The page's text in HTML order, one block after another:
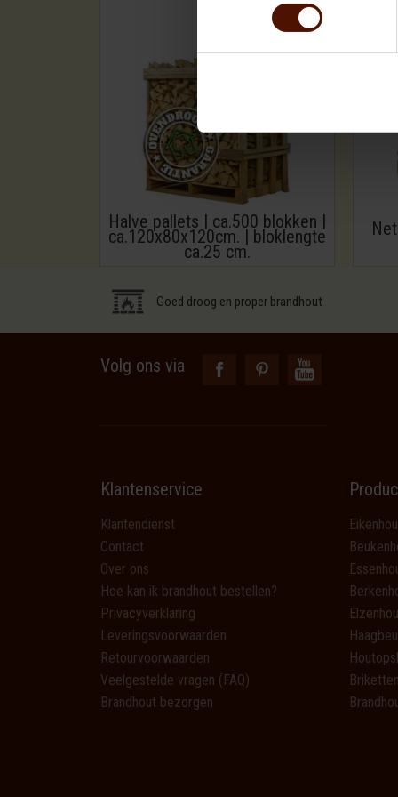
Halve pallets | ca.500 blokken |
ca.120x80x120cm. | bloklengte
ca.25 cm.
Goed droog en proper brandhout
Volg ons via
Klantenservice
Klantendienst
Contact
Over ons
Hoe kan ik brandhout bestellen?
Privacyverklaring
Leveringsvoorwaarden
Retourvoorwaarden
Veelgestelde vragen (FAQ)
Brandhout bezorgen
Briketten